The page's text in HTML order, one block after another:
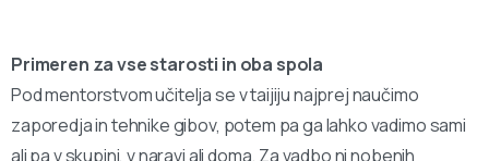
Primeren za vse starosti in oba spola
Pod mentorstvom učitelja se v taijiju najprej naučimo
zaporedja in tehnike gibov, potem pa ga lahko vadimo sami
ali pa v skupini, v naravi ali doma. Za vadbo ni nobenih